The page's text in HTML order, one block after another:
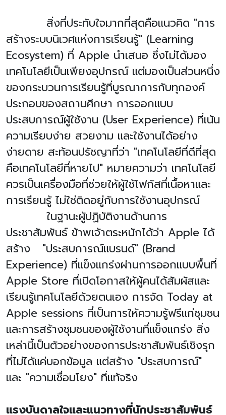
สิ่งที่ประทับใจมากที่สุดคือแนวคิด "การ
สร้างระบบนิเวศแห่งการเรียนรู้" (Learning
Ecosystem) ที่ Apple นำเสนอ ซึ่งไม่ได้มอง
เทคโนโลยีเป็นเพียงอุปกรณ์ แต่มองเป็นส่วนหนึ่ง
ของกระบวนการเรียนรู้ที่บูรณาการกับทุกองค์
ประกอบของสถานศึกษา การออกแบบ
ประสบการณ์ผู้ใช้งาน (User Experience) ที่เน้น
ความเรียบง่าย สวยงาม และใช้งานได้อย่าง
ง่ายดาย สะท้อนปรัชญาที่ว่า "เทคโนโลยีที่ดีที่สุด
คือเทคโนโลยีที่หายไป" หมายความว่า เทคโนโลยี
ควรเป็นเครื่องมือที่ช่วยให้ผู้ใช้โฟกัสที่เนื้อหาและ
การเรียนรู้ ไม่ใช่ติดอยู่กับการใช้งานอุปกรณ์
ในฐานะผู้ปฏิบัติงานด้านการ
ประชาสัมพันธ์ ข้าพเจ้าตระหนักได้ว่า Apple ได้
สร้าง "ประสบการณ์แบรนด์" (Brand
Experience) ที่แข็งแกร่งผ่านการออกแบบพื้นที่
Apple Store ที่เปิดโอกาสให้ผู้คนได้สัมผัสและ
เรียนรู้เทคโนโลยีด้วยตนเอง การจัด Today at
Apple sessions ที่เป็นการให้ความรู้ฟรีแก่ชุมชน
และการสร้างชุมชนของผู้ใช้งานที่แข็งแกร่ง สิ่ง
เหล่านี้เป็นตัวอย่างของการประชาสัมพันธ์เชิงรุก
ที่ไม่ได้แค่บอกข้อมูล แต่สร้าง "ประสบการณ์"
และ "ความเชื่อมโยง" ที่แท้จริง
แรงบันดาลใจและแนวทางที่นักประชาสัมพันธ์